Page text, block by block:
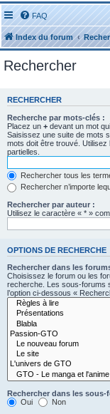
FAQ
Index du forum
Rechercher
RECHERCHER
Recherche par mots-clés :
Placez un + devant un mot
Saisissez une suite de mots
mots doit être trouvé.
partielles.
Rechercher tous les
Rechercher n’importe
Rechercher par auteur :
Utilisez le caractère « * »
OPTIONS DE RECHERCHE
Rechercher dans les
Choisissez le forum ou les
recherche. Les sous-forums
l’option ci-dessous «
Rechercher dans les sous-
Oui
Non